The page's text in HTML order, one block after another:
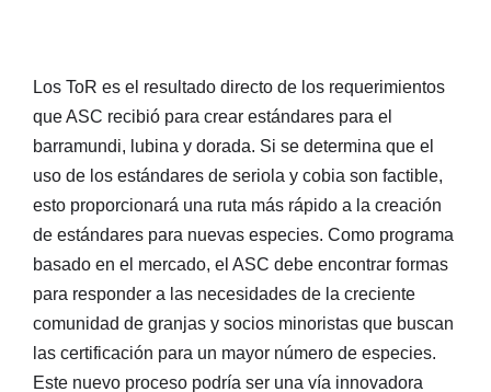
Los ToR es el resultado directo de los requerimientos
que ASC recibió para crear estándares para el
barramundi, lubina y dorada. Si se determina que el
uso de los estándares de seriola y cobia son factible,
esto proporcionará una ruta más rápido a la creación
de estándares para nuevas especies. Como programa
basado en el mercado, el ASC debe encontrar formas
para responder a las necesidades de la creciente
comunidad de granjas y socios minoristas que buscan
las certificación para un mayor número de especies.
Este nuevo proceso podría ser una vía innovadora